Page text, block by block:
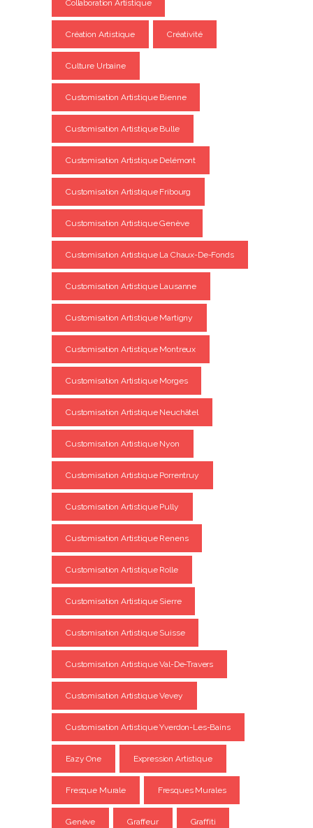
Collaboration Artistique
Création Artistique Créativité
Culture Urbaine
Customisation Artistique Bienne
Customisation Artistique Bulle
Customisation Artistique Delémont
Customisation Artistique Fribourg
Customisation Artistique Genève
Customisation Artistique La Chaux-De-Fonds
Customisation Artistique Lausanne
Customisation Artistique Martigny
Customisation Artistique Montreux
Customisation Artistique Morges
Customisation Artistique Neuchâtel
Customisation Artistique Nyon
Customisation Artistique Porrentruy
Customisation Artistique Pully
Customisation Artistique Renens
Customisation Artistique Rolle
Customisation Artistique Sierre
Customisation Artistique Suisse
Customisation Artistique Val-De-Travers
Customisation Artistique Vevey
Customisation Artistique Yverdon-Les-Bains
Eazy One Expression Artistique
Fresque Murale Fresques Murales
Genève Graffeur Graffiti